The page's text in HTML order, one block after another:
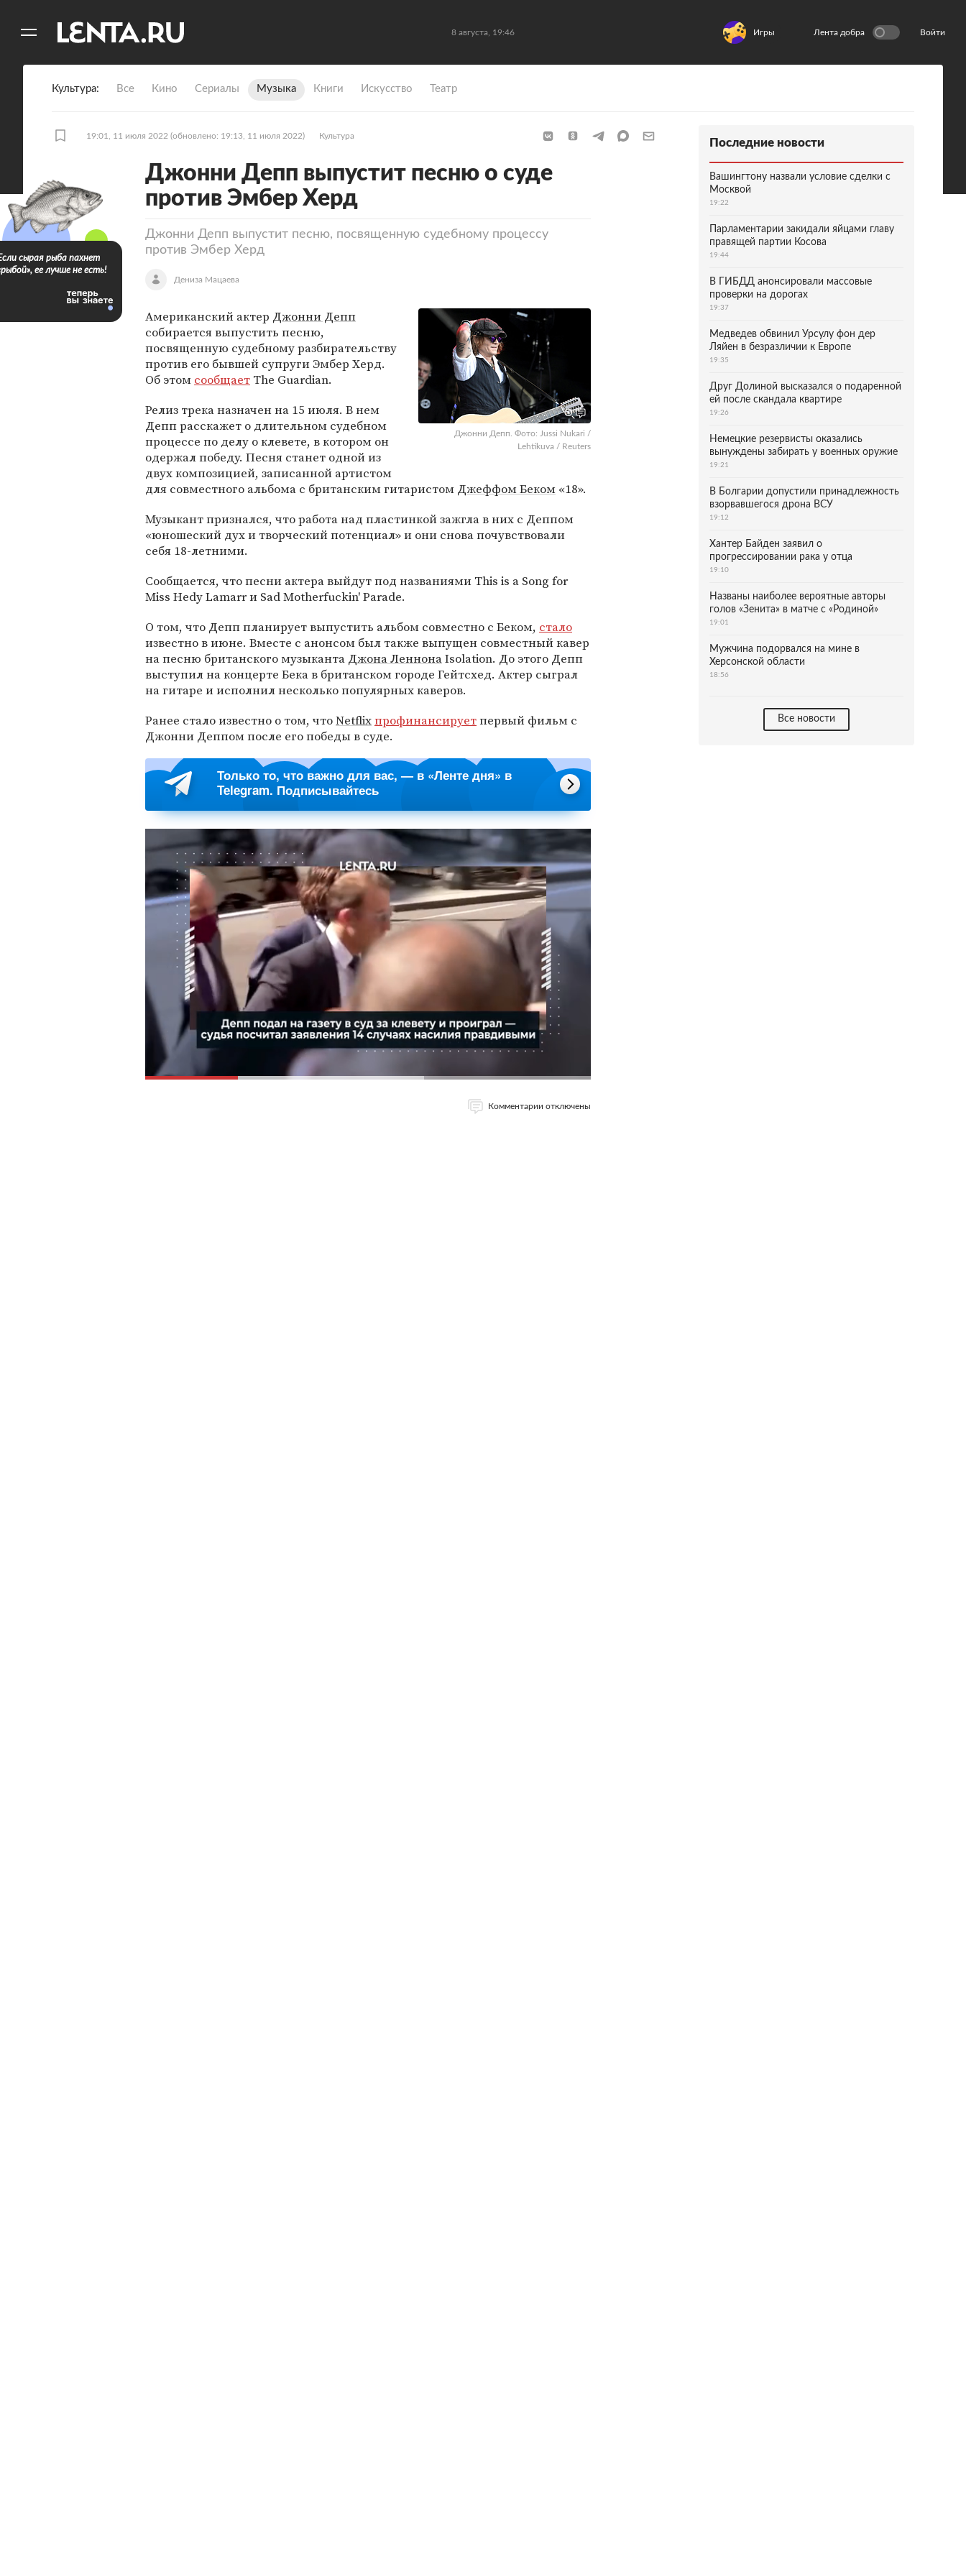
8 августа, 19:46 Игры Лента добра Войти
Культура Все Кино Сериалы Музыка Книги Искусство Театр
19:01, 11 июля 2022 (обновлено: 19:13, 11 июля 2022) Культура
Джонни Депп выпустит песню о суде
против Эмбер Херд
Джонни Депп выпустит песню, посвященную судебному процессу
против Эмбер Херд
Дениза Мацаева
Джонни Депп. Фото: Jussi Nukari /
Lehtikuva / Reuters
Американский актер Джонни Депп
собирается выпустить песню,
посвященную судебному разбирательству
против его бывшей супруги Эмбер Херд.
Об этом сообщает The Guardian.
Релиз трека назначен на 15 июля. В нем
Депп расскажет о длительном судебном
процессе по делу о клевете, в котором он
одержал победу. Песня станет одной из
двух композицией, записанной артистом
для совместного альбома с британским гитаристом Джеффом Беком «18».
Музыкант признался, что работа над пластинкой зажгла в них с Деппом
«юношеский дух и творческий потенциал» и они снова почувствовали
себя 18-летними.
Сообщается, что песни актера выйдут под названиями This is a Song for
Miss Hedy Lamarr и Sad Motherfuckin' Parade.
О том, что Депп планирует выпустить альбом совместно с Беком, стало
известно в июне. Вместе с анонсом был также выпущен совместный кавер
на песню британского музыканта Джона ЛеннонаIsolation. До этого Депп
выступил на концерте Бека в британском городе Гейтсхед. Актер сыграл
на гитаре и исполнил несколько популярных каверов.
Ранее стало известно о том, чтоNetflixпрофинансируетпервый фильм с
Джонни Деппом после его победы в суде.
Только то, что важно для вас, — в «Ленте дня» в
Telegram. Подписывайтесь
Комментарии отключены
сырая рыба пахнет
ее лучше не есть!
Последние новости
Вашингтону назвали условие сделки с
Москвой
19:22
Парламентарии закидали яйцами главу
правящей партии Косова
19:44
В ГИБДД анонсировали массовые
проверки на дорогах
19:37
Медведев обвинил Урсулу фон дер
Ляйен в безразличии к Европе
19:35
Друг Долиной высказался о подаренной
ей после скандала квартире
19:26
Немецкие резервисты оказались
вынуждены забирать у военных оружие
19:21
В Болгарии допустили принадлежность
взорвавшегося дрона ВСУ
19:12
Хантер Байден заявил о
прогрессировании рака у отца
19:10
Названы наиболее вероятные авторы
голов «Зенита» в матче с «Родиной»
19:01
Мужчина подорвался на мине в
Херсонской области
18:56
Все новости